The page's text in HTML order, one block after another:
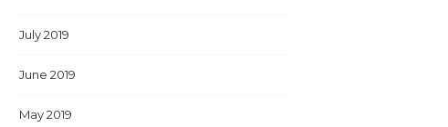
July 2019
June 2019
May 2019